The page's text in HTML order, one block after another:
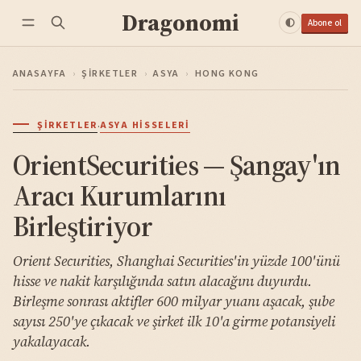
Dragonomi Abone ol
ANASAYFA › ŞIRKETLER › ASYA › HONG KONG
ŞIRKETLER·ASYA HISSELERI
OrientSecurities — Şangay'ın
Aracı Kurumlarını
Birleştiriyor
Orient Securities, Shanghai Securities'in yüzde 100'ünü
hisse ve nakit karşılığında satın alacağını duyurdu.
Birleşme sonrası aktifler 600 milyar yuanı aşacak, şube
sayısı 250'ye çıkacak ve şirket ilk 10'a girme potansiyeli
yakalayacak.